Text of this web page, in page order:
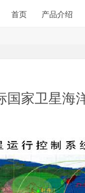
首页 产品介绍
家卫星海